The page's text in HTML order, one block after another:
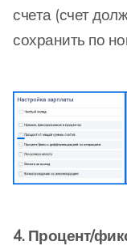
счета (счет
сохранить по
4. Процент/